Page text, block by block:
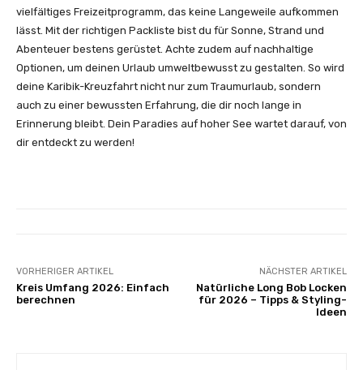
vielfältiges Freizeitprogramm, das keine Langeweile aufkommen
lässt. Mit der richtigen Packliste bist du für Sonne, Strand und
Abenteuer bestens gerüstet. Achte zudem auf nachhaltige
Optionen, um deinen Urlaub umweltbewusst zu gestalten. So wird
deine Karibik-Kreuzfahrt nicht nur zum Traumurlaub, sondern
auch zu einer bewussten Erfahrung, die dir noch lange in
Erinnerung bleibt. Dein Paradies auf hoher See wartet darauf, von
dir entdeckt zu werden!
VORHERIGER ARTIKEL
Kreis Umfang 2026: Einfach
berechnen
NÄCHSTER ARTIKEL
Natürliche Long Bob Locken
für 2026 – Tipps & Styling-
Ideen